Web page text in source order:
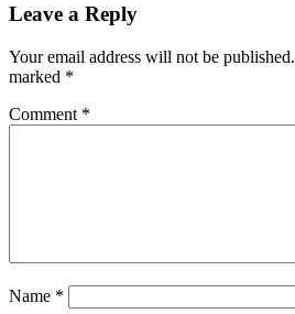
Leave a Reply
Your email address will not be published.
marked *
Comment *
Name *